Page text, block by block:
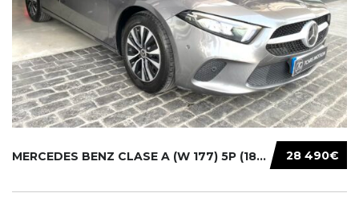
28 490€
MERCEDES BENZ CLASE A (W 177) 5P (18-) 2020....